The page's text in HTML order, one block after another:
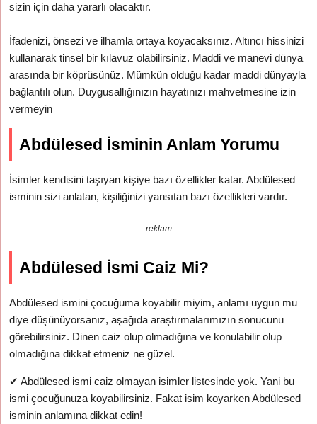
sizin için daha yararlı olacaktır.
İfadenizi, önsezi ve ilhamla ortaya koyacaksınız. Altıncı hissinizi
kullanarak tinsel bir kılavuz olabilirsiniz. Maddi ve manevi dünya
arasında bir köprüsünüz. Mümkün olduğu kadar maddi dünyayla
bağlantılı olun. Duygusallığınızın hayatınızı mahvetmesine izin
vermeyin
Abdülesed İsminin Anlam Yorumu
İsimler kendisini taşıyan kişiye bazı özellikler katar. Abdülesed
isminin sizi anlatan, kişiliğinizi yansıtan bazı özellikleri vardır.
reklam
Abdülesed İsmi Caiz Mi?
Abdülesed ismini çocuğuma koyabilir miyim, anlamı uygun mu
diye düşünüyorsanız, aşağıda araştırmalarımızın sonucunu
görebilirsiniz. Dinen caiz olup olmadığına ve konulabilir olup
olmadığına dikkat etmeniz ne güzel.
✔ Abdülesed ismi caiz olmayan isimler listesinde yok. Yani bu
ismi çocuğunuza koyabilirsiniz. Fakat isim koyarken Abdülesed
isminin anlamına dikkat edin!